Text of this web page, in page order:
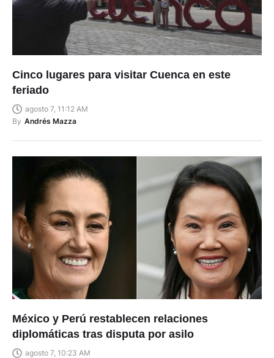
Cinco lugares para visitar Cuenca en este
feriado
agosto 7, 11:12 AM
By Andrés Mazza
México y Perú restablecen relaciones
diplomáticas tras disputa por asilo
agosto 7, 10:23 AM